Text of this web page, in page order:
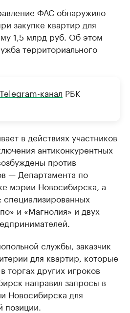
ФАС обнаружило
закупке квартир для
1,5 млрд руб. Об этом
территориального
Telegram-канал РБК
в действиях участников
антиконкурентных
против
— Департамента по
мэрии Новосибирска, а
и «Магнолия» и двух
службы, заказчик
для квартир, которые
торгах других игроков
направил запросы в
Новосибирска для
позиции.